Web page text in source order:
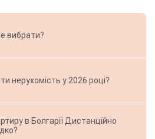
вибрати?
нерухомість у 2026 році?
в Болгарії Дистанційно